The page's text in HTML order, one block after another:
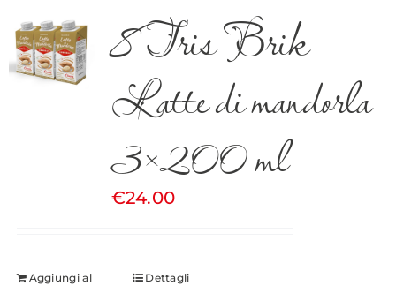
8 Tris Brik
Latte di mandorla
3×200 ml
€24.00
Aggiungi al
Dettagli